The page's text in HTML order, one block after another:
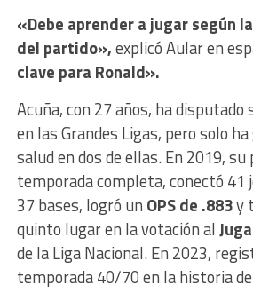
«Debe aprender a jugar según
del partido»,explicó Aular en
clave para Ronald».
Acuña, con 27 años, ha
en las Grandes Ligas, pero solo
salud en dos de ellas. En 2019,
temporada completa, conectó 41
37 bases, logró un OPS de .883y
quinto lugar en la votación al
de la Liga Nacional. En 2023,
temporada 40/70 en la historia